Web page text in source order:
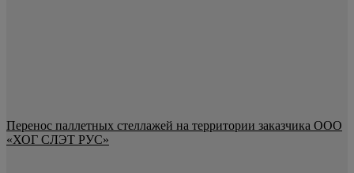
Перенос паллетных стеллажей на территории заказчика ООО
«ХОГ СЛЭТ РУС»